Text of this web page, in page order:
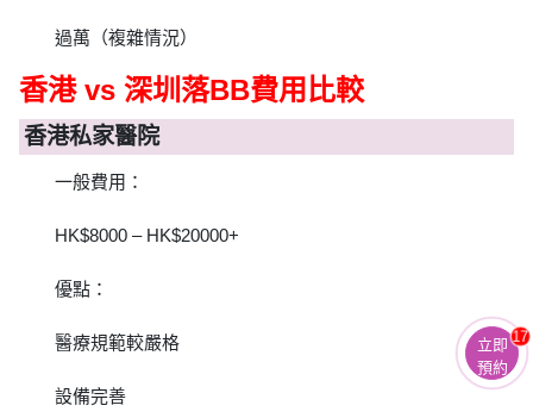
過萬（複雜情況）
香港 vs 深圳落BB費用比較
香港私家醫院
一般費用：
HK$8000 – HK$20000+
優點：
醫療規範較嚴格
設備完善
立即
預約
17